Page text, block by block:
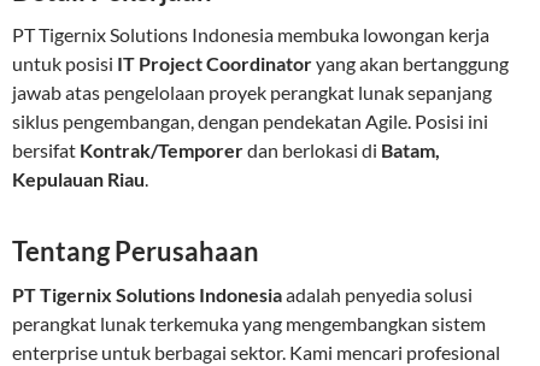
PT Tigernix Solutions Indonesia membuka lowongan kerja
untuk posisi IT Project Coordinatoryang akan bertanggung
jawab atas pengelolaan proyek perangkat lunak sepanjang
siklus pengembangan, dengan pendekatan Agile. Posisi ini
bersifat Kontrak/Temporerdan berlokasi di Batam,
Kepulauan Riau.
Tentang Perusahaan
PT Tigernix Solutions Indonesiaadalah penyedia solusi
perangkat lunak terkemuka yang mengembangkan sistem
enterprise untuk berbagai sektor. Kami mencari profesional